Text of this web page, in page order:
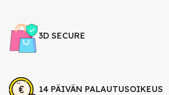
3D SECURE
14 PÄIVÄN PALAUTUSOIKEUS